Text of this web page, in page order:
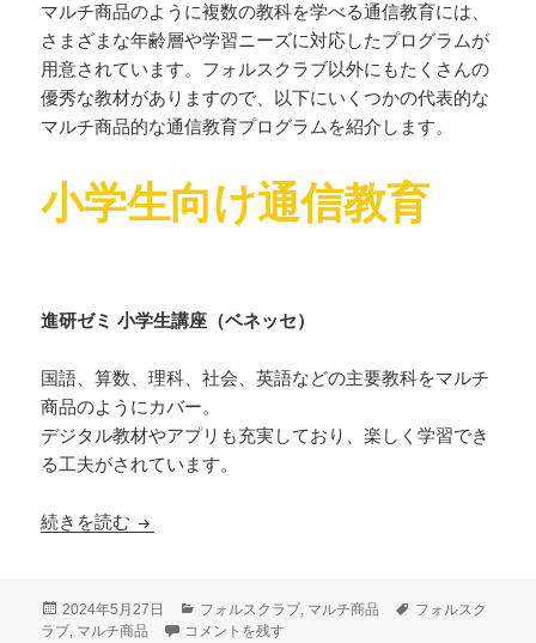
マルチ商品のように複数の教科を学べる通信教育には、
さまざまな年齢層や学習ニーズに対応したプログラムが
用意されています。フォルスクラブ以外にもたくさんの
優秀な教材がありますので、以下にいくつかの代表的な
マルチ商品的な通信教育プログラムを紹介します。
小学生向け通信教育
進研ゼミ 小学生講座（ベネッセ）
国語、算数、理科、社会、英語などの主要教科をマルチ
商品のようにカバー。
デジタル教材やアプリも充実しており、楽しく学習でき
る工夫がされています。
続きを読む マルチ商品のように学べるフォルスクラブ以外
投
稿
2024年5月27日
カ
テ
フォルスクラブ, マルチ商品
タ
フォルスク
ラブ, マルチ商品 マルチ商品のように学べるフォルスクラブ以外の通信
コメントを残す